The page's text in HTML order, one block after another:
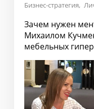
Бизнес-стратегия
Зачем нужен
Михаилом
мебельных